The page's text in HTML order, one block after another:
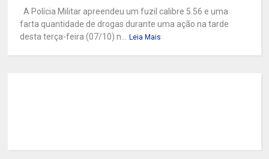
A Polícia Militar apreendeu um fuzil calibre 5.56 e uma
farta quantidade de drogas durante uma ação na tarde
desta terça-feira (07/10) n... Leia Mais